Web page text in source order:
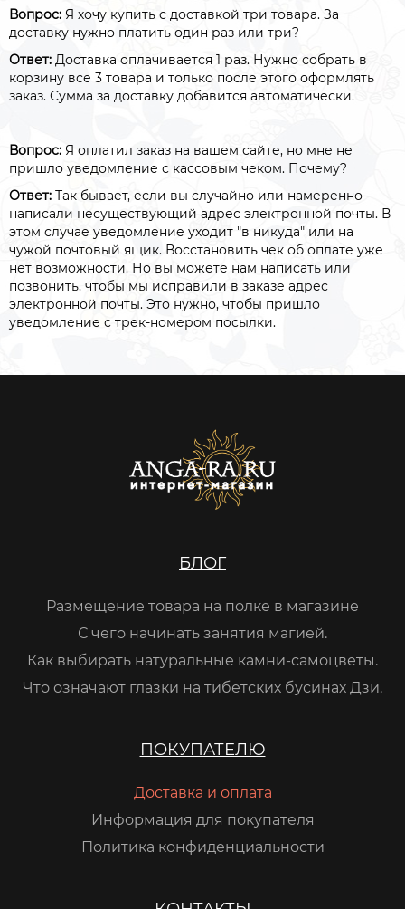
Вопрос: Я хочу купить с доставкой три товара. За
доставку нужно платить один раз или три?
Ответ: Доставка оплачивается 1 раз. Нужно собрать в
корзину все 3 товара и только после этого оформлять
заказ. Сумма за доставку добавится автоматически.
Вопрос: Я оплатил заказ на вашем сайте, но мне не
пришло уведомление с кассовым чеком. Почему?
Ответ: Так бывает, если вы случайно или намеренно
написали несуществующий адрес электронной почты. В
этом случае уведомление уходит "в никуда" или на
чужой почтовый ящик. Восстановить чек об оплате уже
нет возможности. Но вы можете нам написать или
позвонить, чтобы мы исправили в заказе адрес
электронной почты. Это нужно, чтобы пришло
уведомление с трек-номером посылки.
БЛОГ
Размещение товара на полке в магазине
С чего начинать занятия магией.
Как выбирать натуральные камни-самоцветы.
Что означают глазки на тибетских бусинах Дзи.
ПОКУПАТЕЛЮ
Доставка и оплата
Информация для покупателя
Политика конфиденциальности